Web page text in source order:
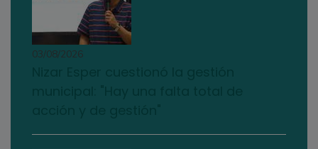
03/08/2026